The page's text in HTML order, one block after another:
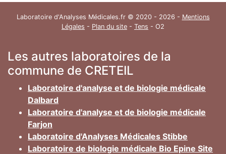
Laboratoire d'Analyses Médicales.fr © 2020 - 2026 - Mentions
Légales - Plan du site - Tens - O2
Les autres laboratoires de la
commune de CRETEIL
Laboratoire d'analyse et de biologie médicale
Dalbard
Laboratoire d'analyse et de biologie médicale
Farjon
Laboratoire d'Analyses Médicales Stibbe
Laboratoire de biologie médicale Bio Epine Site